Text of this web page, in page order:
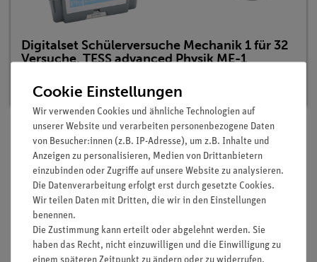
Digitalset Schülerversuche Mechanik 1 für 32
Versuche, TESS advanced Physik ME-1
Beschreibung
Prinzip
In diesem Versuch sollen die Schüler an einem Federpendel
Cookie Einstellungen
Wir verwenden Cookies und ähnliche Technologien auf
unserer Website und verarbeiten personenbezogene Daten
von Besucher:innen (z.B. IP-Adresse), um z.B. Inhalte und
Anzeigen zu personalisieren, Medien von Drittanbietern
einzubinden oder Zugriffe auf unsere Website zu analysieren.
Die Datenverarbeitung erfolgt erst durch gesetzte Cookies.
Wir teilen Daten mit Dritten, die wir in den Einstellungen
benennen.
Die Zustimmung kann erteilt oder abgelehnt werden. Sie
haben das Recht, nicht einzuwilligen und die Einwilligung zu
einem späteren Zeitpunkt zu ändern oder zu widerrufen.